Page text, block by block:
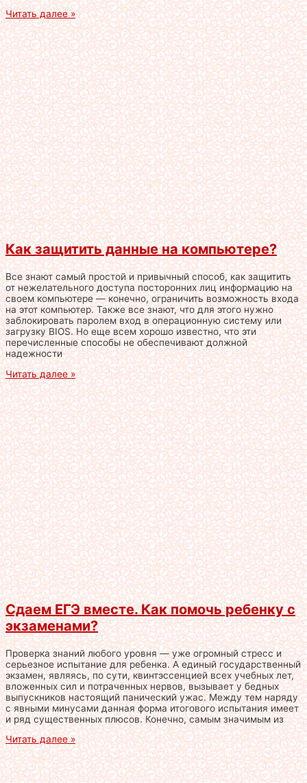
Читать далее »
Как защитить данные на компьютере?
Все знают самый простой и привычный способ, как защитить
от нежелательного доступа посторонних лиц информацию на
своем компьютере — конечно, ограничить возможность входа
на этот компьютер. Также все знают, что для этого нужно
заблокировать паролем вход в операционную систему или
загрузку BIOS. Но еще всем хорошо известно, что эти
перечисленные способы не обеспечивают должной
надежности
Читать далее »
Сдаем ЕГЭ вместе. Как помочь ребенку с
экзаменами?
Проверка знаний любого уровня — уже огромный стресс и
серьезное испытание для ребенка. А единый государственный
экзамен, являясь, по сути, квинтэссенцией всех учебных лет,
вложенных сил и потраченных нервов, вызывает у бедных
выпускников настоящий панический ужас. Между тем наряду
с явными минусами данная форма итогового испытания имеет
и ряд существенных плюсов. Конечно, самым значимым из
Читать далее »